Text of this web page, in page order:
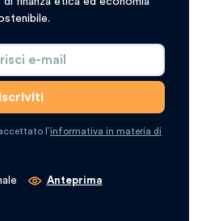
l’informativa in materia di
Anteprima